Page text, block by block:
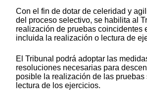
Con el fin de dotar de celeridad y
del proceso selectivo, se habilita al
realización de pruebas coincidentes
incluida la realización o lectura de
El Tribunal podrá adoptar las
resoluciones necesarias para
posible la realización de las pruebas
lectura de los ejercicios.